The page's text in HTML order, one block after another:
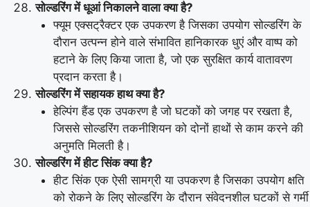
सोल्डरिंग में धूआं निकालने वाला क्या है?
फ्यूम एक्सट्रैक्टर एक उपकरण है जिसका उपयोग सोल्डरिंग के
दौरान उत्पन्न होने वाले संभावित हानिकारक धुएं और वाष्प को
हटाने के लिए किया जाता है, जो एक सुरक्षित कार्य वातावरण
प्रदान करता है।
सोल्डरिंग में सहायक हाथ क्या है?
हेल्पिंग हैंड एक उपकरण है जो घटकों को जगह पर रखता है,
जिससे सोल्डरिंग तकनीशियन को दोनों हाथों से काम करने की
अनुमति मिलती है।
सोल्डरिंग में हीट सिंक क्या है?
हीट सिंक एक ऐसी सामग्री या उपकरण है जिसका उपयोग क्षति
को रोकने के लिए सोल्डरिंग के दौरान संवेदनशील घटकों से गर्मी